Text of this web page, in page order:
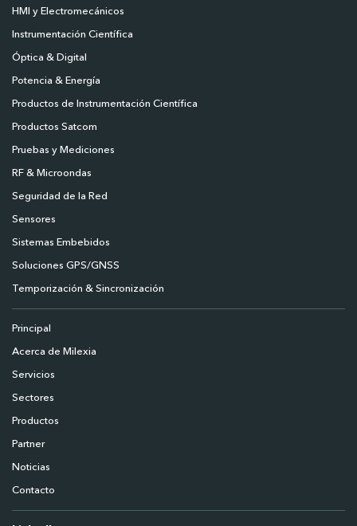
HMI y Electromecánicos
Instrumentación Científica
Óptica & Digital
Potencia & Energía
Productos de Instrumentación Científica
Productos Satcom
Pruebas y Mediciones
RF & Microondas
Seguridad de la Red
Sensores
Sistemas Embebidos
Soluciones GPS/GNSS
Temporización & Sincronización
Principal
Acerca de Milexia
Servicios
Sectores
Productos
Partner
Noticias
Contacto